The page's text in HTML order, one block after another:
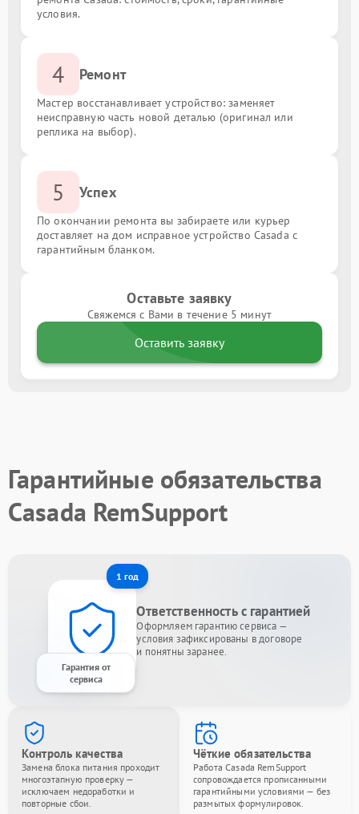
условия.
4 Ремонт
Мастер восстанавливает устройство: заменяет
неисправную часть новой деталью (оригинал или
реплика на выбор).
5 Успех
По окончании ремонта вы забираете или курьер
доставляет на дом исправное устройство Casada с
гарантийным бланком.
Оставьте заявку
Свяжемся с Вами в течение 5 минут
Оставить заявку
Гарантийные обязательства
Casada RemSupport
1 год
Гарантия от
сервиса
Ответственность с гарантией
Оформляем гарантию сервиса —
условия зафиксированы в договоре
и понятны заранее.
Контроль качества
Замена блока питания проходит
многоэтапную проверку —
исключаем недоработки и
повторные сбои.
Чёткие обязательства
Работа Casada RemSupport
сопровождается прописанными
гарантийными условиями — без
размытых формулировок.